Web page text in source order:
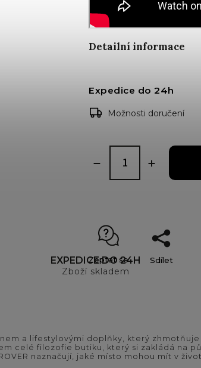
Detailní informace
Expedice do 24h
Možnosti doručení
Zeptat se Sdílet
EXPEDICE DO 24H
Zboží skladem
a lifestylovými doplňky, který
celé filozofie butiku, který si zakládá na
naznačují, jaké místo mohou mít v